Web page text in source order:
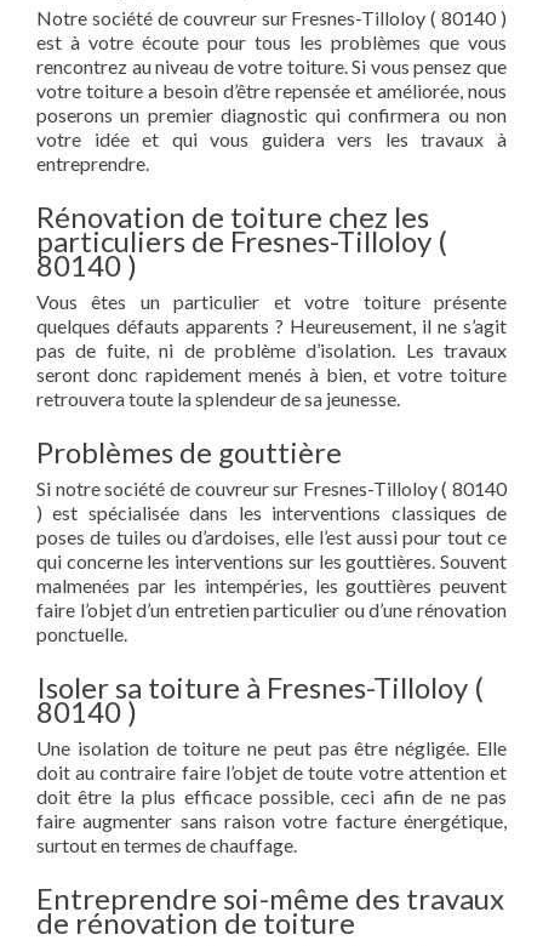
Notre société de couvreur sur Fresnes-Tilloloy ( 80140 )
est à votre écoute pour tous les problèmes que vous
rencontrez au niveau de votre toiture. Si vous pensez que
votre toiture a besoin d’être repensée et améliorée, nous
poserons un premier diagnostic qui confirmera ou non
votre idée et qui vous guidera vers les travaux à
entreprendre.
Rénovation de toiture chez les
particuliers de Fresnes-Tilloloy (
80140 )
Vous êtes un particulier et votre toiture présente
quelques défauts apparents ? Heureusement, il ne s’agit
pas de fuite, ni de problème d’isolation. Les travaux
seront donc rapidement menés à bien, et votre toiture
retrouvera toute la splendeur de sa jeunesse.
Problèmes de gouttière
Si notre société de couvreur sur Fresnes-Tilloloy ( 80140
) est spécialisée dans les interventions classiques de
poses de tuiles ou d’ardoises, elle l’est aussi pour tout ce
qui concerne les interventions sur les gouttières. Souvent
malmenées par les intempéries, les gouttières peuvent
faire l’objet d’un entretien particulier ou d’une rénovation
ponctuelle.
Isoler sa toiture à Fresnes-Tilloloy (
80140 )
Une isolation de toiture ne peut pas être négligée. Elle
doit au contraire faire l’objet de toute votre attention et
doit être la plus efficace possible, ceci afin de ne pas
faire augmenter sans raison votre facture énergétique,
surtout en termes de chauffage.
Entreprendre soi-même des travaux
de rénovation de toiture